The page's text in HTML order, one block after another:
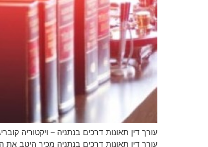
עורך דין תאונות דרכים בנתניה – ויקטוריה